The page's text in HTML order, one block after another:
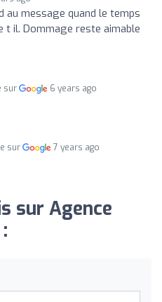
au message quand le temps
t il. Dommage reste aimable
sur 6 years ago
sur 7 years ago
sur Agence